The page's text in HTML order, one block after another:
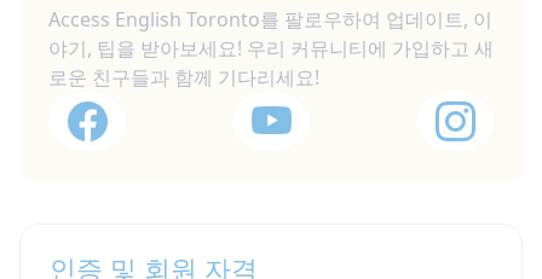
Access English Toronto를 팔로우하여 업데이트, 이
야기, 팁을 받아보세요! 우리 커뮤니티에 가입하고 새
로운 친구들과 함께 기다리세요!
인증 및 회원 자격